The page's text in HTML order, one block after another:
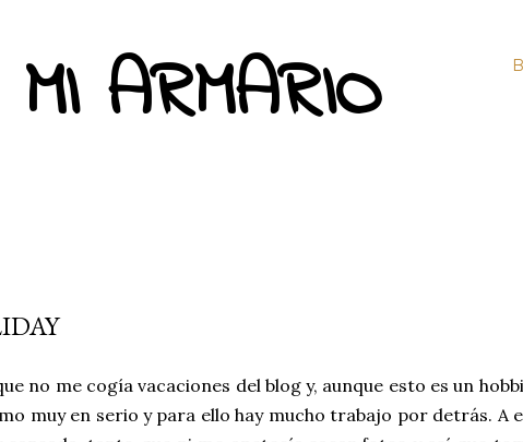
ARMARIO
no me cogía vacaciones del blog y, aunque esto es un
muy en serio y para ello hay mucho trabajo por detrás. A